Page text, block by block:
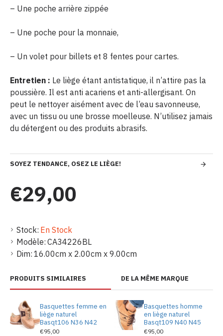
– Une poche arrière zippée
– Une poche pour la monnaie,
– Un volet pour billets et 8 fentes pour cartes.
Entretien : Le liège étant antistatique, il n’attire pas la
poussière. Il est anti acariens et anti-allergisant. On
peut le nettoyer aisément avec de l’eau savonneuse,
avec un tissu ou une brosse moelleuse. N’utilisez jamais
du détergent ou des produits abrasifs.
SOYEZ TENDANCE, OSEZ LE LIÈGE!
Stock: En Stock
Modèle: CA34226BL
Dim: 16.00cm x 2.00cm x 9.00cm
€29,00
PRODUITS SIMILAIRES DE LA MÊME MARQUE
Basquettes femme en
liège naturel
Basqt106 N36 N42
€95,00
Basquettes homme
en liège naturel
Basqt109 N40 N45
€95,00